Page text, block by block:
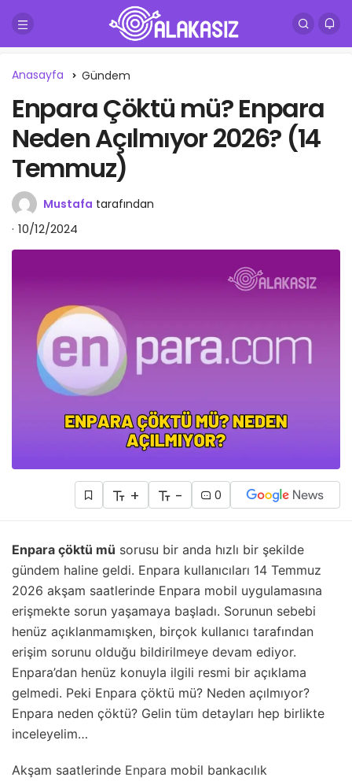
Anasayfa Gündem
Enpara Çöktü mü? Enpara
Neden Açılmıyor 2026? (14
Temmuz)
Mustafa tarafından
10/12/2024
+ - 0
Enpara çöktü mü sorusu bir anda hızlı bir şekilde
gündem haline geldi. Enpara kullanıcıları 14 Temmuz
2026 akşam saatlerinde Enpara mobil uygulamasına
erişmekte sorun yaşamaya başladı. Sorunun sebebi
henüz açıklanmamışken, birçok kullanıcı tarafından
erişim sorunu olduğu bildirilmeye devam ediyor.
Enpara’dan henüz konuyla ilgili resmi bir açıklama
gelmedi. Peki Enpara çöktü mü? Neden açılmıyor?
Enpara neden çöktü? Gelin tüm detayları hep birlikte
inceleyelim…
Akşam saatlerinde Enpara mobil bankacılık